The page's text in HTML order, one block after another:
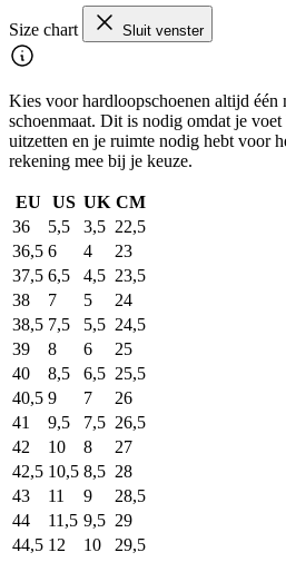
Size chart Sluit venster
Kies voor hardloopschoenen altijd één
schoenmaat. Dit is nodig omdat je
uitzetten en je ruimte nodig hebt voor
rekening mee bij je keuze.
EU US UK CM
36
5,5 3,5 22,5
36,5 6 4
23
37,5 6,5 4,5 23,5
38
7 5
24
38,5 7,5 5,5 24,5
39
8 6
25
40
8,5 6,5 25,5
40,5 9 7
26
41
9,5 7,5 26,5
42
10 8
27
42,5 10,5 8,5 28
43
11 9
28,5
44
11,5 9,5 29
44,5 12 10 29,5